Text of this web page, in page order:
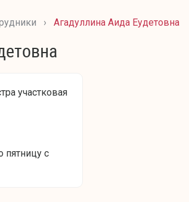
› Агадуллина Аида Еудетовна
участковая
пятницу с